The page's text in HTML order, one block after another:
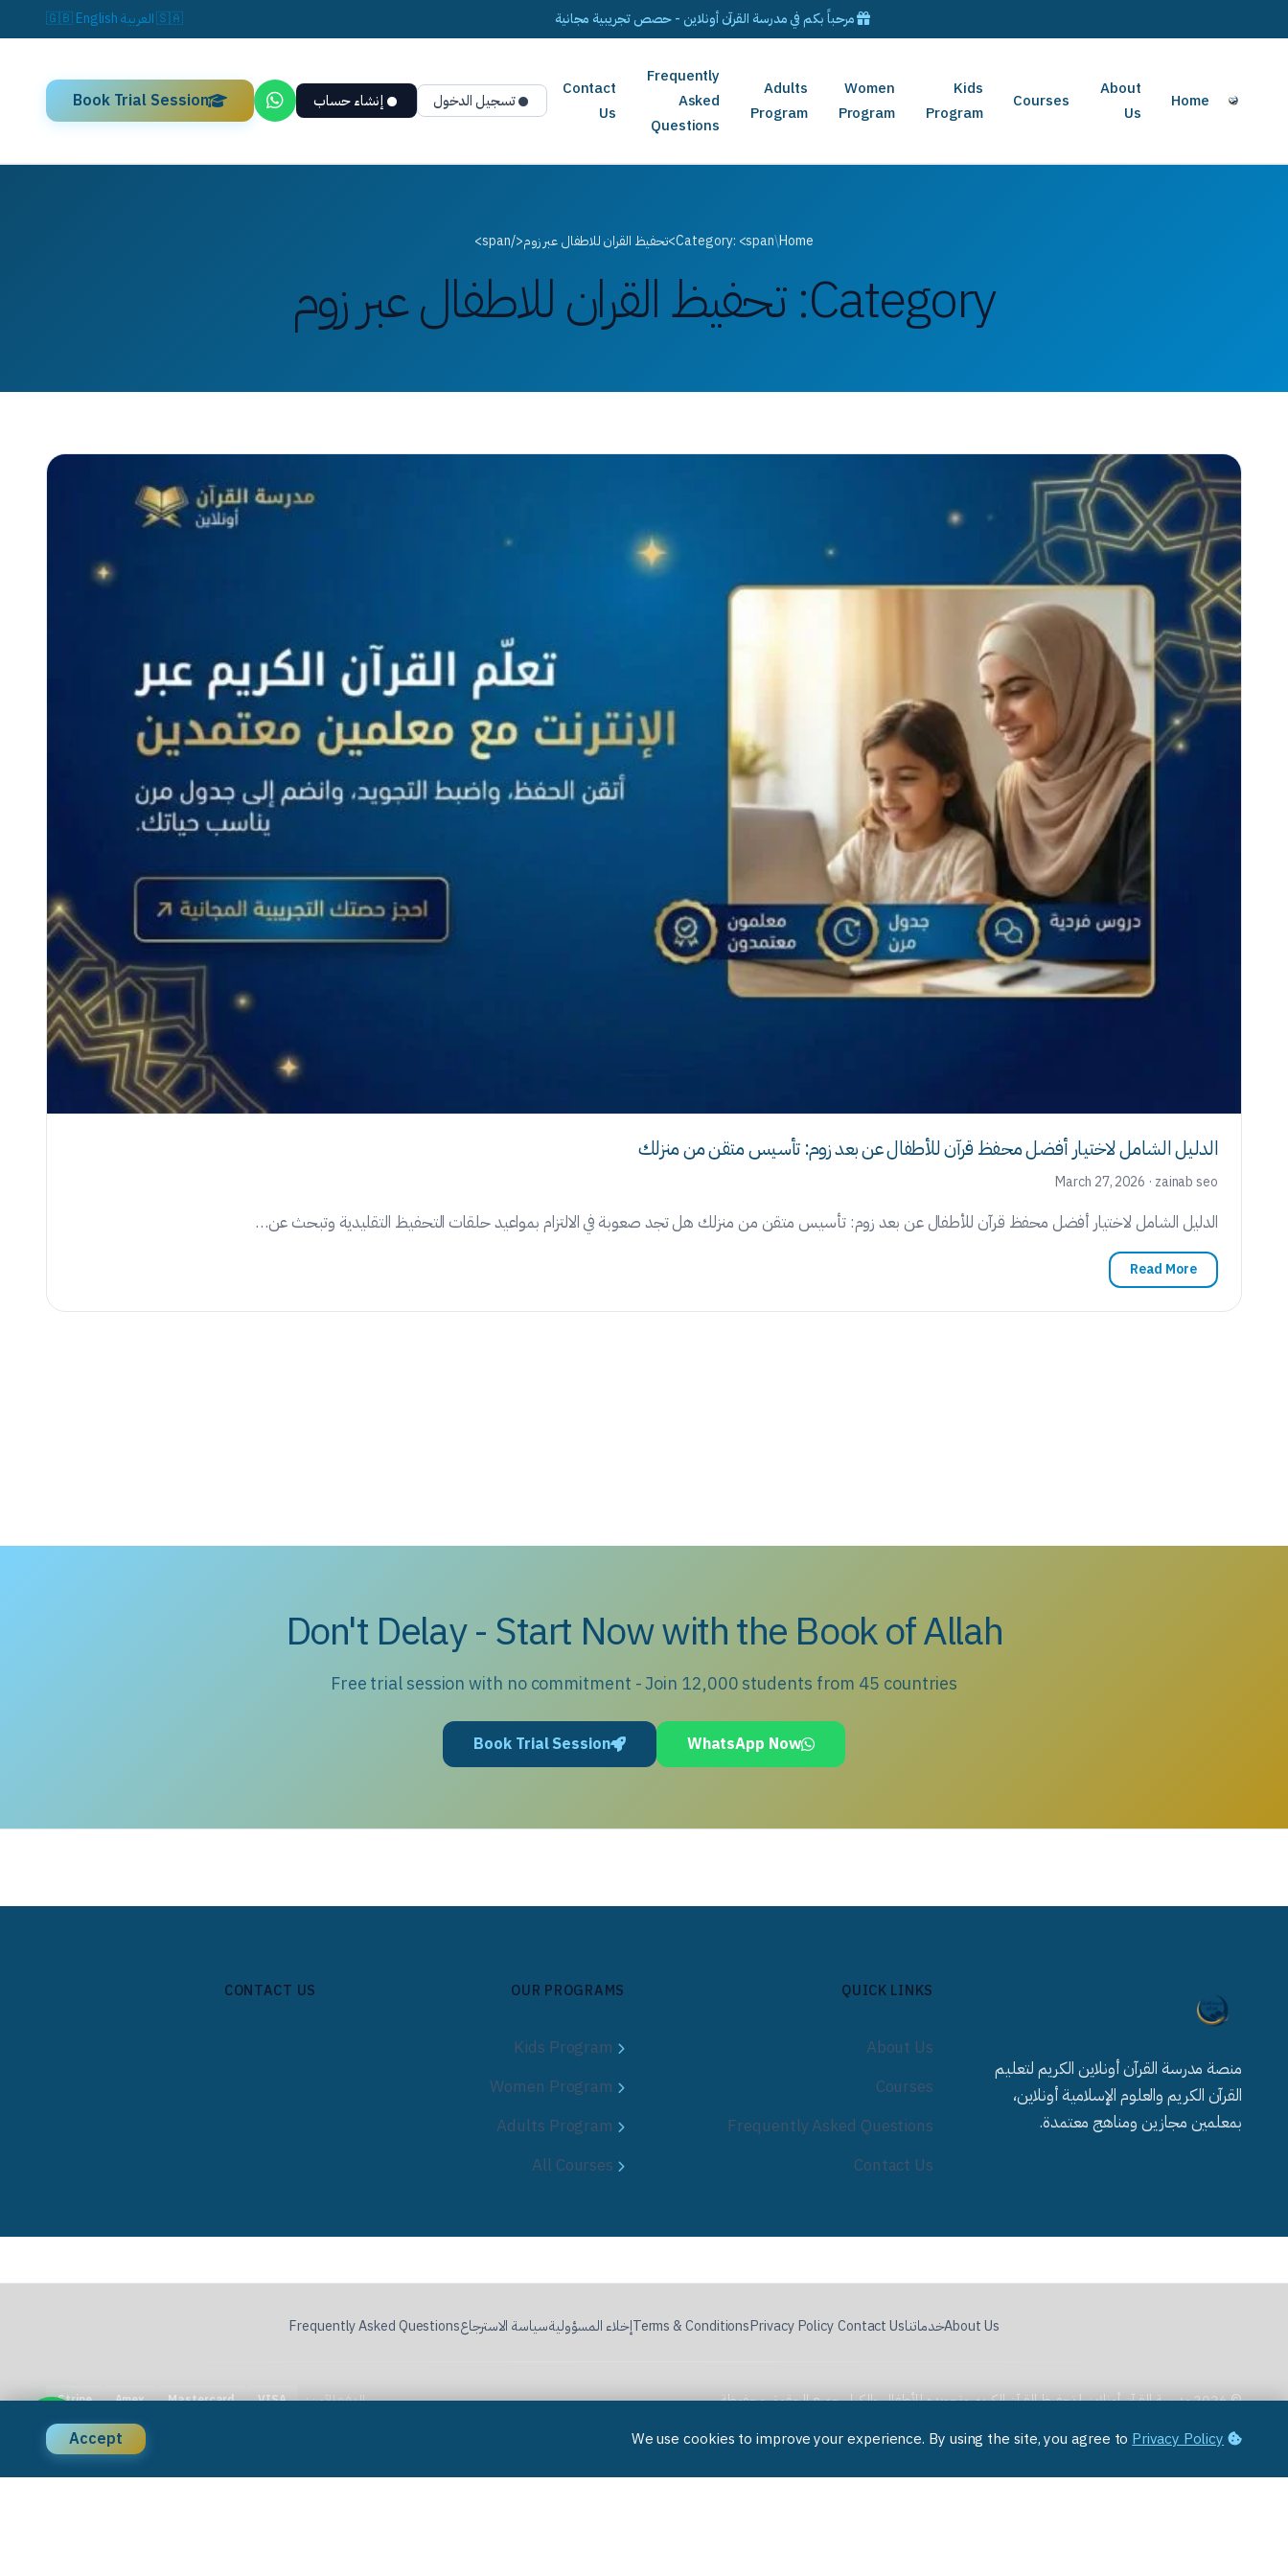
مرحباً بكم في مدرسة القرآن أونلاين - حصص تجريبية مجانية 🇸🇦العربية 🇬🇧English
Home
About
Us
Courses
Kids
Program
Women
Program
Adults
Program
Frequently
Asked
Questions
Contact
Us
تسجيل الدخول إنشاء حساب Book Trial Session
Adults
Program
Frequently
Asked
Questions
Home
/Category: <span>تحفيظ القران للاطفال عبر زوم</span>
Category: تحفيظ القران للاطفال عبر زوم
الدليل الشامل لاختيار أفضل محفظ قرآن للأطفال عن بعد زوم: تأسيس متقن من منزلك
March 27, 2026 · zainab seo
الدليل الشامل لاختيار أفضل محفظ قرآن للأطفال عن بعد زوم: تأسيس متقن من منزلك هل تجد صعوبة في الالتزام بمواعيد حلقات التحفيظ التقليدية وتبحث عن…
Read More
Don't Delay - Start Now with the Book of Allah
Free trial session with no commitment - Join 12,000 students from 45 countries
WhatsApp Now
Book Trial Session
منصة مدرسة القرآن أونلاين الكريم لتعليم
القرآن الكريم والعلوم الإسلامية أونلاين،
بمعلمين مجازين ومناهج معتمدة.
QUICK LINKS
About Us
Courses
Frequently Asked Questions
Contact Us
OUR PROGRAMS
CONTACT US
About UsخدماتناContact Us
Privacy Policy
Terms & Conditionsإخلاء المسؤوليةسياسة الاسترجاعFrequently Asked Questions
© 2026 مدرسة القرآن أونلاين | تحفيظ القرآن الكريم وتجويده للأطفال والكبار. جميع الحقوق محفوظة. الدفع الآمن: VISA
Mastercard
Amex
Stripe
We use cookies to improve your experience. By using the site, you agree to
Privacy Policy
Accept